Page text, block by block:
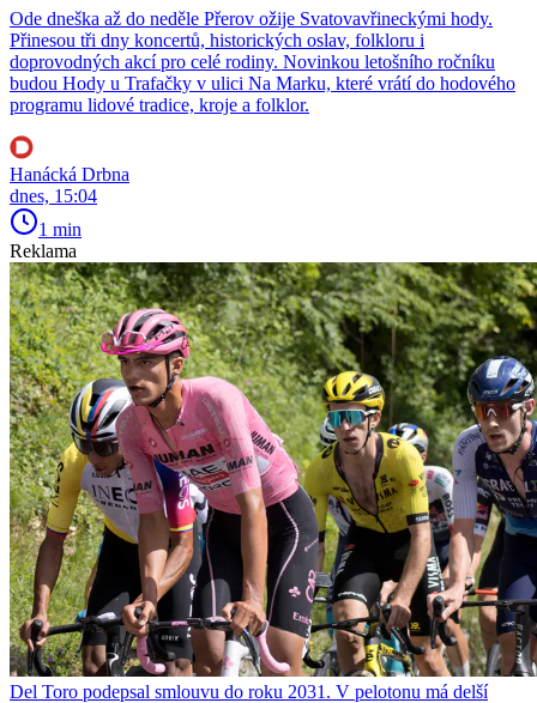
Ode dneška až do neděle Přerov ožije Svatovavřineckými hody.
Přinesou tři dny koncertů, historických oslav, folkloru i
doprovodných akcí pro celé rodiny. Novinkou letošního ročníku
budou Hody u Trafačky v ulici Na Marku, které vrátí do hodového
programu lidové tradice, kroje a folklor.
Hanácká Drbna
dnes, 15:04
1 min
Reklama
Del Toro podepsal smlouvu do roku 2031. V pelotonu má delší